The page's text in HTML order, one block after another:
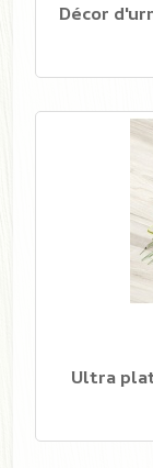
Décor
Ultra